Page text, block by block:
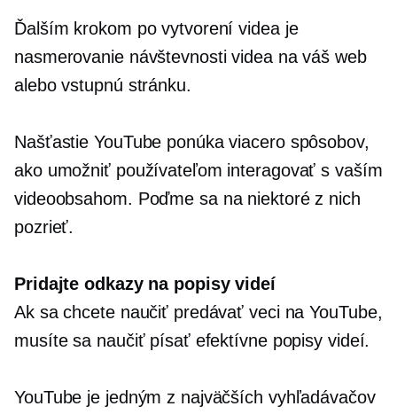
Ďalším krokom po vytvorení videa je
nasmerovanie návštevnosti videa na váš web
alebo vstupnú stránku.
Našťastie YouTube ponúka viacero spôsobov,
ako umožniť používateľom interagovať s vaším
videoobsahom. Poďme sa na niektoré z nich
pozrieť.
Pridajte odkazy na popisy videí
Ak sa chcete naučiť predávať veci na YouTube,
musíte sa naučiť písať efektívne popisy videí.
YouTube je jedným z najväčších vyhľadávačov